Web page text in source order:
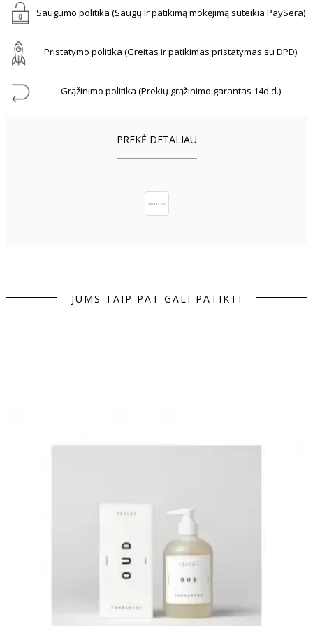
Saugumo politika (Saugų ir patikimą mokėjimą suteikia PaySera)
Pristatymo politika (Greitas ir patikimas pristatymas su DPD)
Grąžinimo politika (Prekių grąžinimo garantas 14d.d.)
PREKĖ DETALIAU
JUMS TAIP PAT GALI PATIKTI